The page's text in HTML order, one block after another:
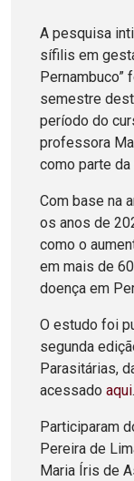
A pesquisa
sífilis em
Pernambuco”
semestre
período do
professora
como parte
Com base na
os anos de
como o
em mais de
doença em
O estudo foi
segunda
Parasitárias,
acessado aqui.
Participaram
Pereira de
Maria Íris de